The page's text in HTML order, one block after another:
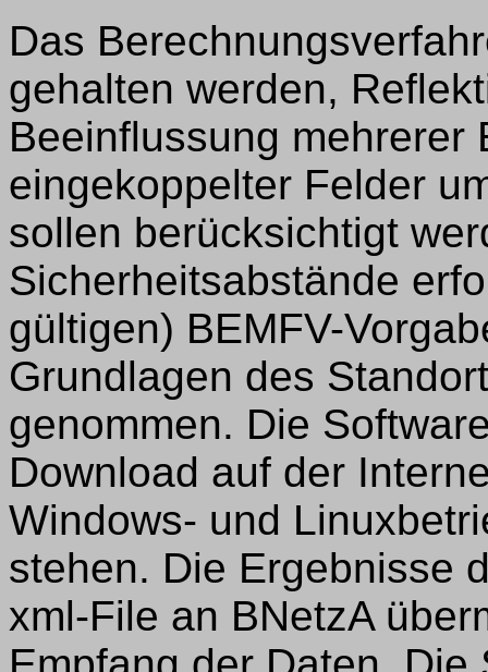
Das
gehalten werden,
Beeinflussung mehrerer
eingekoppelter Felder
sollen berücksichtigt
Sicherheitsabstände
gültigen) BEMFV-
Grundlagen des
genommen. Die
Download auf der
Windows- und
stehen. Die Ergebnisse
xml-File an BNetzA